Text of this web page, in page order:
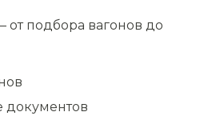
подбора вагонов до